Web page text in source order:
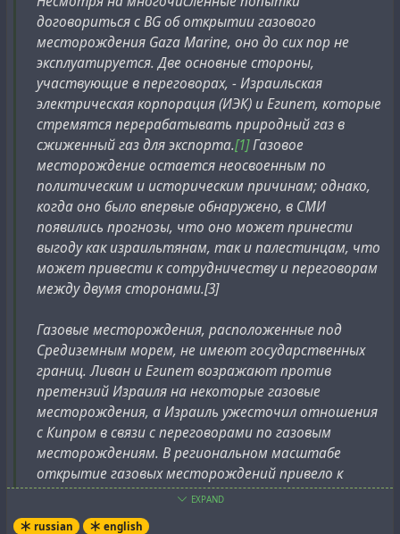
резервуар для омаров и растратил в общей
сложности 170 миллионов долларов, неправильно
храня протекторы бронемашин, гидравлические
трансмиссии и турбинные двигатели, говорится в
отчете.
capitalism#cats#documents#gogs#money#monkey
monkeybusiness#research#scientism#usa
Arbeiter, Bauern, fester die Waffen
Heut' ist das heilige Pflicht
Das sind die Verbrecher, Verbrechen beginnen
Das heut' ihre Waffe zerbricht
Heut' ist der Sozialismus Weltmacht
Heut' stehen die Völker nicht mehr allein
Drum fester die Einheit, der Kampf wird sich lohnen
Dann wird in der Welt immer Frieden sein
Drum fester die Einheit, der Kampf wird sich lohnen
Dann wird in der Welt immer Frieden sein
договориться с BG об открытии газового
месторождения Gaza Marine, оно до сих пор не
эксплуатируется. Две основные стороны,
участвующие в переговорах, - Израильская
электрическая корпорация (ИЭК) и Египет, которые
стремятся перерабатывать природный газ в
сжиженный газ для экспорта.[1]Газовое
месторождение остается неосвоенным по
политическим и историческим причинам; однако,
когда оно было впервые обнаружено, в СМИ
появились прогнозы, что оно может принести
выгоду как израильтянам, так и палестинцам, что
может привести к сотрудничеству и переговорам
между двумя сторонами.[3]
Газовые месторождения, расположенные под
Средиземным морем, не имеют государственных
границ. Ливан и Египет возражают против
претензий Израиля на некоторые газовые
месторождения, а Израиль ужесточил отношения
с Кипром в связи с переговорами по газовым
месторождениям. В региональном масштабе
открытие газовых месторождений привело к
росту напряженности в отношениях между этими
близко расположенными странами[3].
EXPAND
russian english